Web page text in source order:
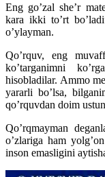
Eng go’zal she’r
kara ikki to’rt
o’ylayman.
Qo’rquv, eng
ko’targanimni
hisobladilar. Ammo
yararli bo’lsa,
qo’rquvdan doim
Qo’rqmayman
o’zlariga ham
inson emasligini